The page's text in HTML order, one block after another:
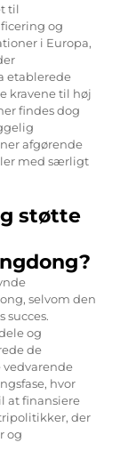
til
og
i Europa,
etablerede
kravene til høj
findes dog
afgørende
med særligt
støtte
selvom den
succes.
og
de
hvor
at finansiere
der
og